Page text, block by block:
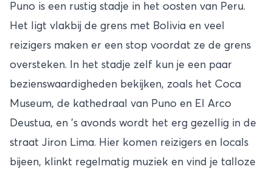
Puno is een rustig stadje in het oosten van Peru.
Het ligt vlakbij de grens met Bolivia en veel
reizigers maken er een stop voordat ze de grens
oversteken. In het stadje zelf kun je een paar
bezienswaardigheden bekijken, zoals het Coca
Museum, de kathedraal van Puno en El Arco
Deustua, en ’s avonds wordt het erg gezellig in de
straat Jiron Lima. Hier komen reizigers en locals
bijeen, klinkt regelmatig muziek en vind je talloze